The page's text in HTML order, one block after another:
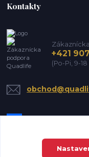
Kontakty
+421
(Po-Pi, 9-18